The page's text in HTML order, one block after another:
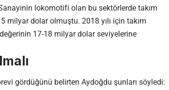
lokomotifi olan bu sektörlerde takım
milyar dolar olmuştu. 2018 yılı için takım
17-18 milyar dolar seviyelerine
gördüğünü belirten Aydoğdu şunları söyledi: